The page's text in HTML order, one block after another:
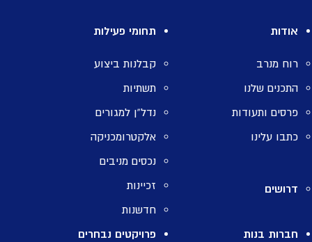
אודות
רוח מנרב
התכנים שלנו
פרסים ותעודות
כתבו עלינו
דרושים
תחומי פעילות
קבלנות ביצוע
תשתיות
נדל”ן למגורים
אלקטרומכניקה
נכסים מניבים
זכיינות
חדשנות
חברות בנות
פרויקטים נבחרים